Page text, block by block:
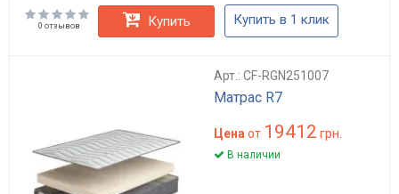
0 отзывов Купить Купить в 1 клик
Арт.: CF-RGN251007
Матрас R7
Цена от 19412 грн.
В наличии